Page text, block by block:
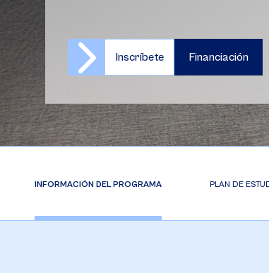
Inscríbete Financiación
INFORMACIÓN DEL PROGRAMA PLAN DE